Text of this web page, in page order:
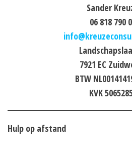
Sander
06 818 790
7921 EC
BTW
KVK
Hulp op afstand